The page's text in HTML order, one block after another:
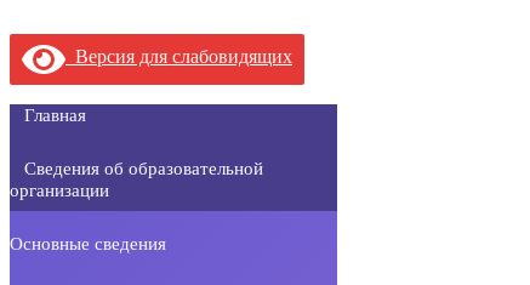
Версия для слабовидящих
Главная
Сведения об образовательной
организации
Основные сведения